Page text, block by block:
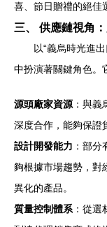
喜、節日贈禮的絕佳
三、 供應鏈視角
以“義烏時光進
中扮演著關鍵角色。
源頭廠家資源 ：與
深度合作，能夠保證
設計開發能力 ：部
夠根據市場趨勢，對
異化的產品。
質量控制體系 ：從